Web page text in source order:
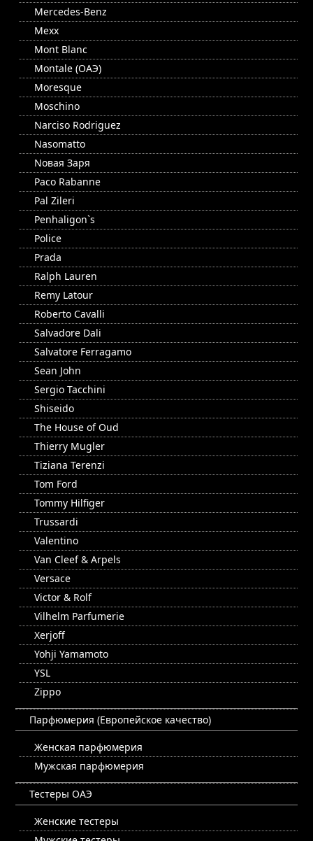
Mercedes-Benz
Mexx
Mont Blanc
Montale (ОАЭ)
Moresque
Moschino
Narciso Rodriguez
Nasomatto
Nовая Заря
Paco Rabanne
Pal Zileri
Penhaligon`s
Police
Prada
Ralph Lauren
Remy Latour
Roberto Cavalli
Salvadore Dali
Salvatore Ferragamo
Sean John
Sergio Tacchini
Shiseido
The House of Oud
Thierry Mugler
Tiziana Terenzi
Tom Ford
Tommy Hilfiger
Trussardi
Valentino
Van Cleef & Arpels
Versace
Victor & Rolf
Vilhelm Parfumerie
Xerjoff
Yohji Yamamoto
YSL
Zippo
Парфюмерия (Европейское качество)
Женская парфюмерия
Мужская парфюмерия
Тестеры ОАЭ
Женские тестеры